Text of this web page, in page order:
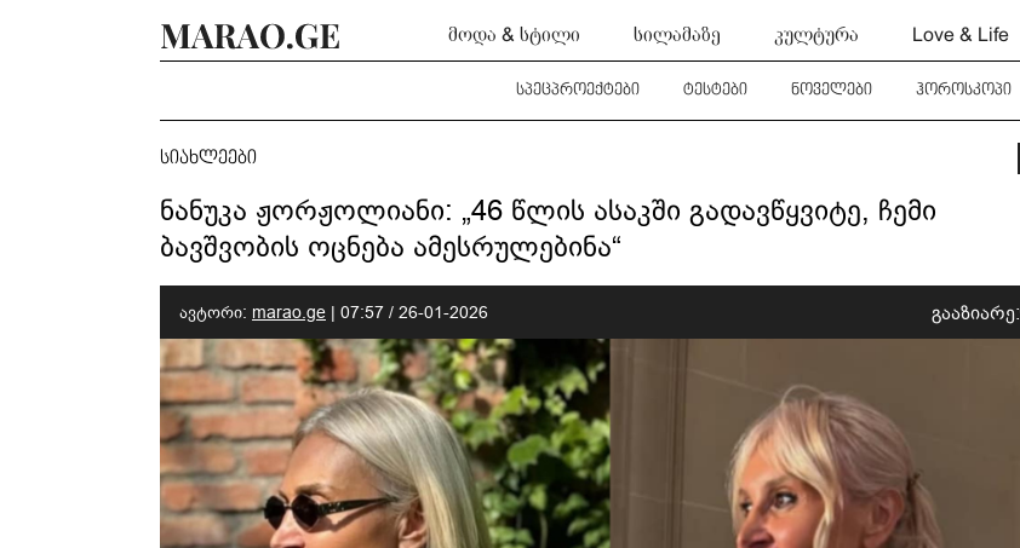
მოდა & სტილი სილამაზე კულტურა Love & Life
სპეცპროექტები ტესტები ნოველები ჰოროსკოპი
სიახლეები
ნანუკა ჟორჟოლიანი: „46 წლის ასაკში გადავწყვიტე, ჩემი
ბავშვობის ოცნება ამესრულებინა“
ავტორი: marao.ge | 07:57 / 26-01-2026 გააზიარე: